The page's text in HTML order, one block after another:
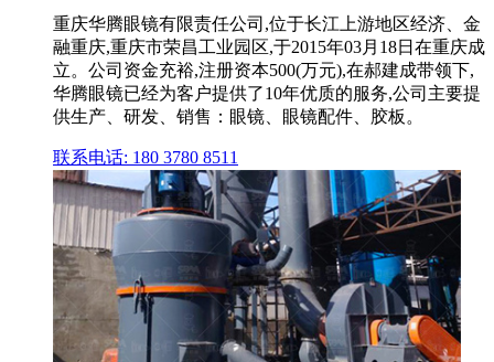
重庆华腾眼镜有限责任公司,位于长江上游地区经济、金
融重庆,重庆市荣昌工业园区,于2015年03月18日在重庆成
立。公司资金充裕,注册资本500(万元),在郝建成带领下,
华腾眼镜已经为客户提供了10年优质的服务,公司主要提
供生产、研发、销售：眼镜、眼镜配件、胶板。
联系电话: 180 3780 8511